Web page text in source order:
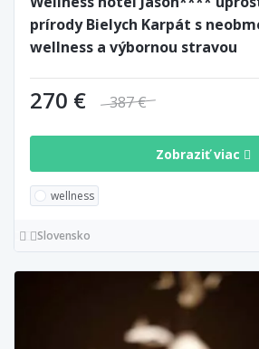
prírody Bielych Karpát s
wellness a výbornou stravou
270 € 387 €
Zobraziť viac
wellness
Slovensko